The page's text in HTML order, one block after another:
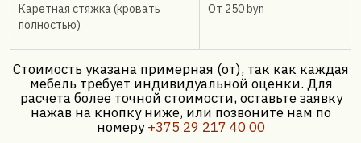
Каретная стяжка (кровать
полностью)
От 250 byn
Заказать звонок
Перетяжка кровати